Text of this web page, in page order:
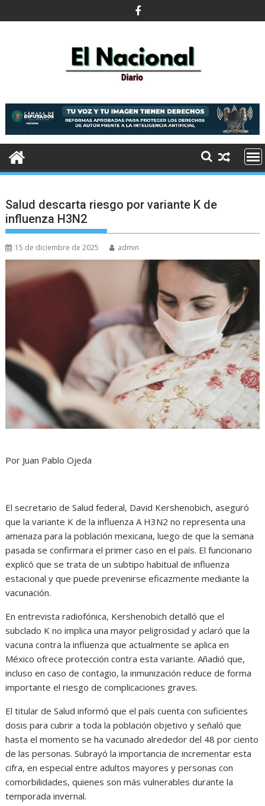
al
Salud descarta riesgo por variante K de
influenza H3N2
15 de diciembre de 2025 admin
Por Juan Pablo Ojeda
El secretario de Salud federal, David Kershenobich, aseguró
que la variante K de la influenza A H3N2 no representa una
amenaza para la población mexicana, luego de que la semana
pasada se confirmara el primer caso en el país. El funcionario
explicó que se trata de un subtipo habitual de influenza
estacional y que puede prevenirse eficazmente mediante la
vacunación.
En entrevista radiofónica, Kershenobich detalló que el
subclado K no implica una mayor peligrosidad y aclaró que la
vacuna contra la influenza que actualmente se aplica en
México ofrece protección contra esta variante. Añadió que,
incluso en caso de contagio, la inmunización reduce de forma
importante el riesgo de complicaciones graves.
El titular de Salud informó que el país cuenta con suficientes
dosis para cubrir a toda la población objetivo y señaló que
hasta el momento se ha vacunado alrededor del 48 por ciento
de las personas. Subrayó la importancia de incrementar esta
cifra, en especial entre adultos mayores y personas con
comorbilidades, quienes son más vulnerables durante la
temporada invernal.